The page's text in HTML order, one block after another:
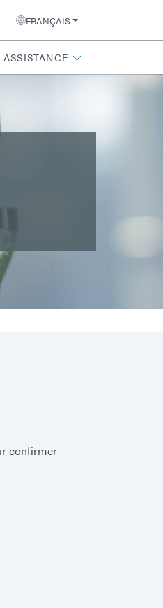
FRANÇAIS
confirmer